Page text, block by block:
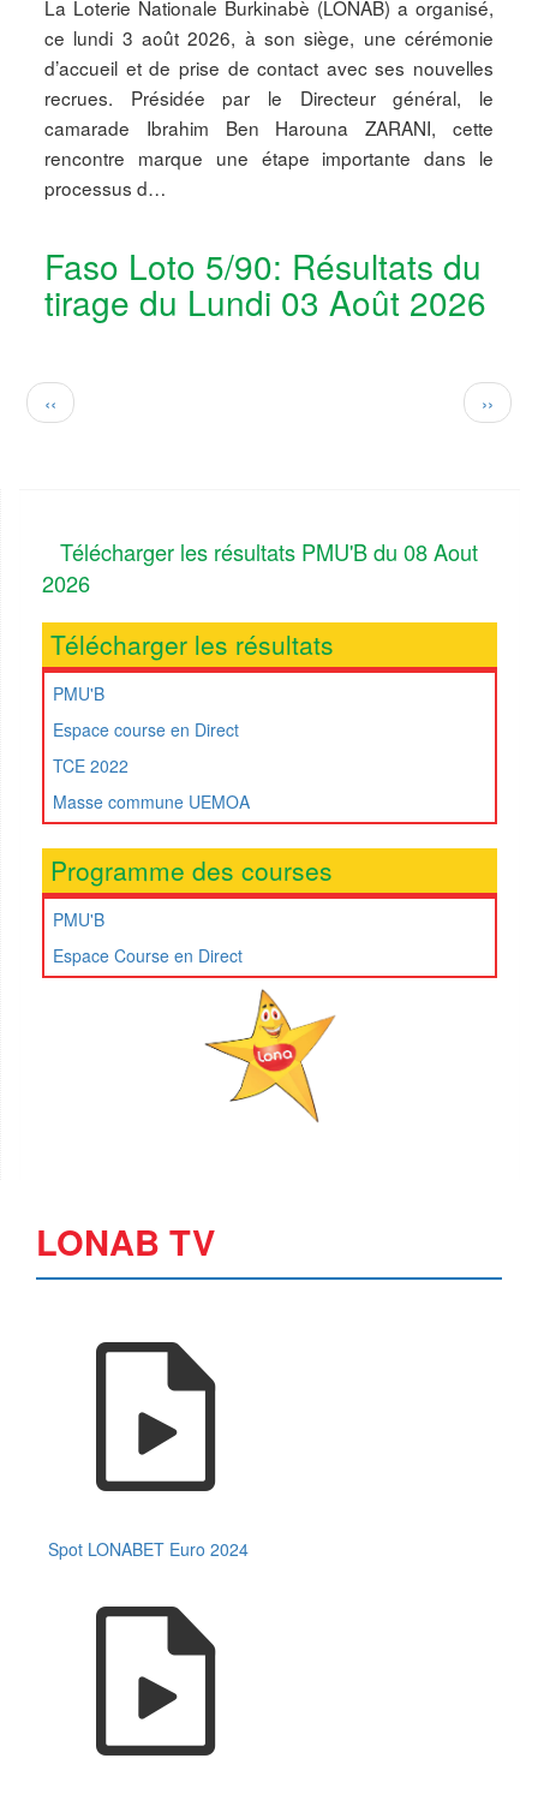
La Loterie Nationale Burkinabè (LONAB) a organisé,
ce lundi 3 août 2026, à son siège, une cérémonie
d’accueil et de prise de contact avec ses nouvelles
recrues. Présidée par le Directeur général, le
camarade Ibrahim Ben Harouna ZARANI, cette
rencontre marque une étape importante dans le
processus d…
Faso Loto 5/90: Résultats du
tirage du Lundi 03 Août 2026
Pagination
Page
précédente
‹‹
Page
››
Télécharger les résultats PMU'B du 08 Aout
2026
Télécharger les résultats
PMU'B
Espace course en Direct
TCE 2022
Masse commune UEMOA
Programme des courses
PMU'B
Espace Course en Direct
LONAB TV
Spot LONABET Euro 2024